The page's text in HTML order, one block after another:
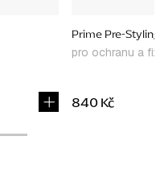
Prime Pre-
pro ochranu a
840 Kč